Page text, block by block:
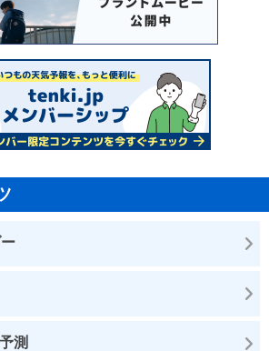
測